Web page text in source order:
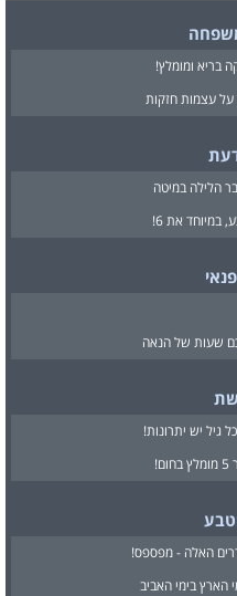
בריא ומומלץ!
על עצמות חזקות
שעות של הנאה